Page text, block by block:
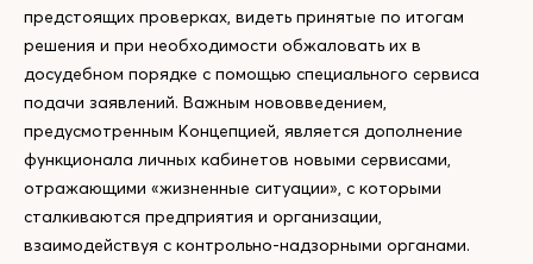
предстоящих проверках, видеть принятые по итогам
решения и при необходимости обжаловать их в
досудебном порядке с помощью специального сервиса
подачи заявлений. Важным нововведением,
предусмотренным Концепцией, является дополнение
функционала личных кабинетов новыми сервисами,
отражающими «жизненные ситуации», с которыми
сталкиваются предприятия и организации,
взаимодействуя с контрольно-надзорными органами.